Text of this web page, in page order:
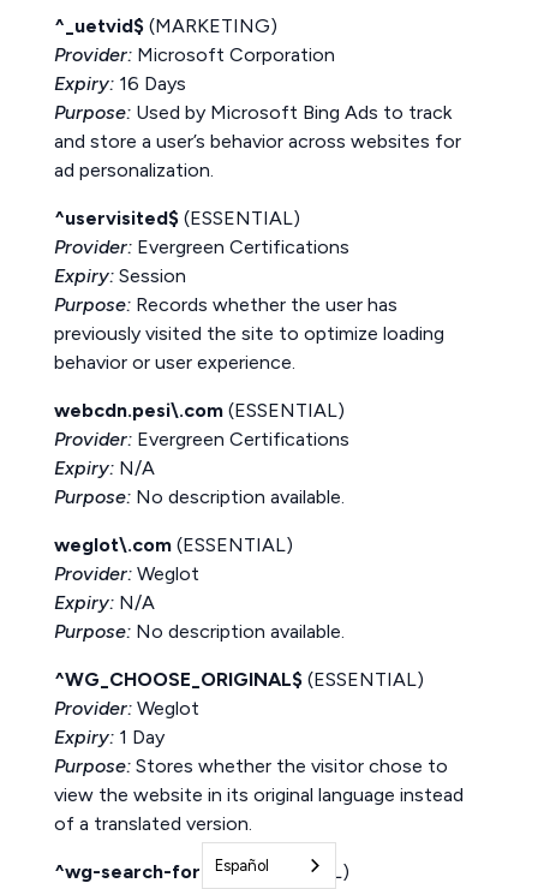
^_uetvid$ (MARKETING)
Provider: Microsoft Corporation
Expiry: 16 Days
Purpose: Used by Microsoft Bing Ads to track
and store a user’s behavior across websites for
ad personalization.
^uservisited$ (ESSENTIAL)
Provider: Evergreen Certifications
Expiry: Session
Purpose: Records whether the user has
previously visited the site to optimize loading
behavior or user experience.
webcdn.pesi\.com (ESSENTIAL)
Provider: Evergreen Certifications
Expiry: N/A
Purpose: No description available.
weglot\.com (ESSENTIAL)
Provider: Weglot
Expiry: N/A
Purpose: No description available.
^WG_CHOOSE_ORIGINAL$ (ESSENTIAL)
Provider: Weglot
Expiry: 1 Day
Purpose: Stores whether the visitor chose to
view the website in its original language instead
of a translated version.
^wg-search-form$(ESSENTIAL)
Español